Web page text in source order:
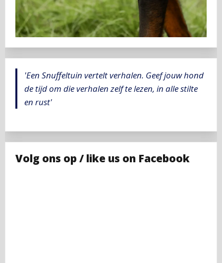
'Een Snuffeltuin vertelt verhalen. Geef jouw hond
de tijd om die verhalen zelf te lezen, in alle stilte
en rust'
Volg ons op / like us on Facebook